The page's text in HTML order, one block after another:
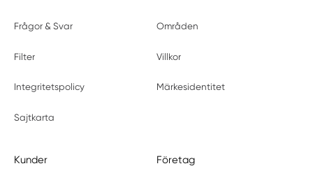
Frågor & Svar Områden
Filter Villkor
Integritetspolicy Märkesidentitet
Sajtkarta
Kunder Företag